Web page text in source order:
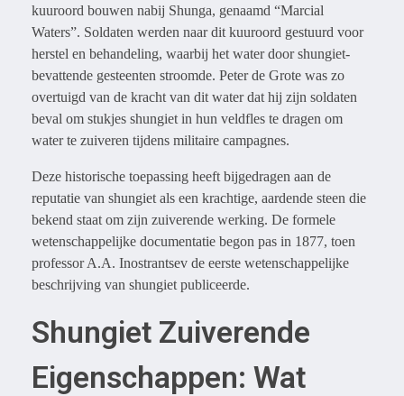
kuuroord bouwen nabij Shunga, genaamd “Marcial
Waters”. Soldaten werden naar dit kuuroord gestuurd voor
herstel en behandeling, waarbij het water door shungiet-
bevattende gesteenten stroomde. Peter de Grote was zo
overtuigd van de kracht van dit water dat hij zijn soldaten
beval om stukjes shungiet in hun veldfles te dragen om
water te zuiveren tijdens militaire campagnes.
Deze historische toepassing heeft bijgedragen aan de
reputatie van shungiet als een krachtige, aardende steen die
bekend staat om zijn zuiverende werking. De formele
wetenschappelijke documentatie begon pas in 1877, toen
professor A.A. Inostrantsev de eerste wetenschappelijke
beschrijving van shungiet publiceerde.
Shungiet Zuiverende
Eigenschappen: Wat